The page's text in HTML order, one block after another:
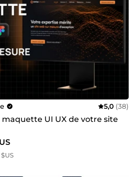
5,0 (38)
maquette UI UX de votre site